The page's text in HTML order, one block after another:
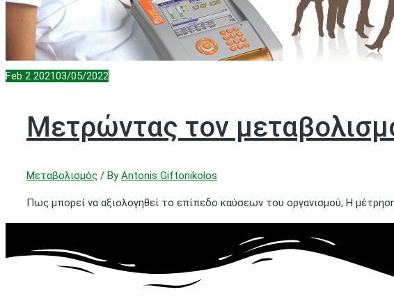
Feb 2 202103/05/2022
Μετρώντας τον
Μεταβολισμός / ByAntonis Giftonikolos
Πως μπορεί να αξιολογηθεί το επίπεδο καύσεων του οργανισμού; Η